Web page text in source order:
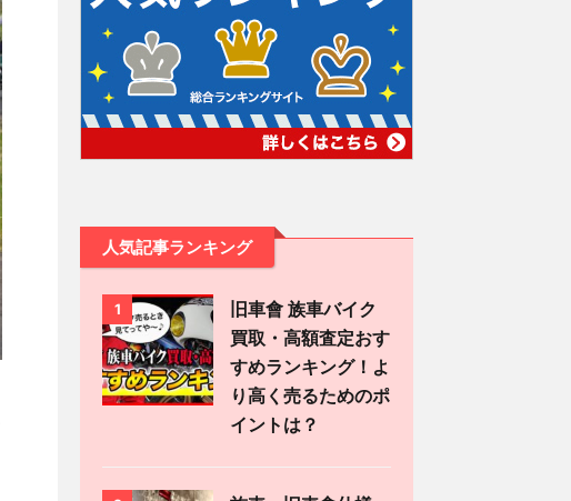
人気記事ランキング
1
旧車會 族車バイク
買取・高額査定おす
すめランキング！よ
り高く売るためのポ
イントは？